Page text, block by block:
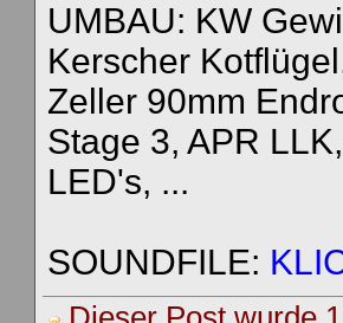
UMBAU: KW
Kerscher
Zeller 90mm
Stage 3, APR
LED's, ...
SOUNDFILE: